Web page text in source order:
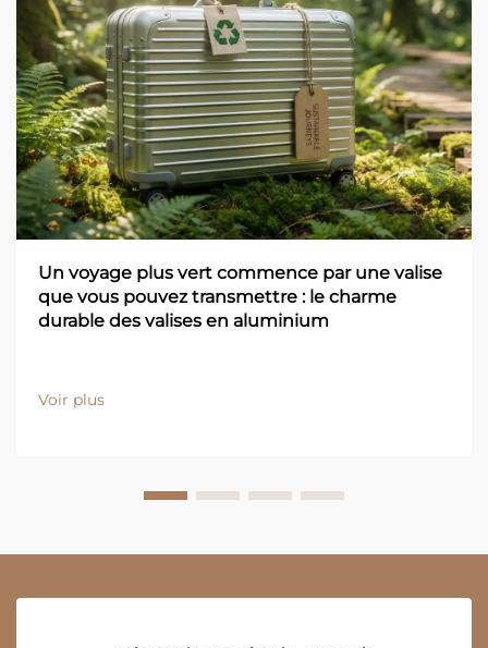
Un voyage plus vert commence par une valise
que vous pouvez transmettre : le charme
durable des valises en aluminium
Voir plus